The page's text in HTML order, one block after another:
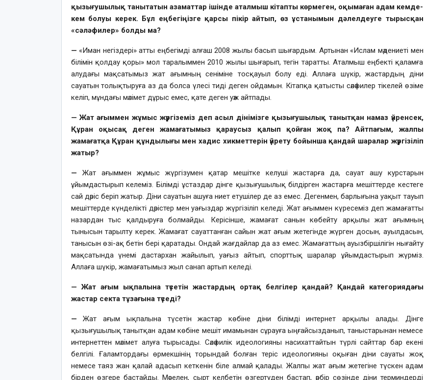
қызығушылық танытатын азаматтар ішінде аталмыш кітапты көрмеген, оқымаған адам кемде-
кем болуы керек. Бұл еңбегіңізге қарсы пікір айтып, өз ұстанымын дәлелдеуге тырысқан
«сәләфилер» болды ма?
— «Иман негіздері» атты еңбегімді алғаш 2008 жылы басып шығардым. Артынан «Ислам мәдениеті мен
білімін қолдау қоры» мол таралыммен 2010 жылы шығарып, тегін таратты. Аталмыш еңбекті қаламға
алудағы мақсатымыз жат ағымның сеніміне тосқауыл болу еді. Аллаға шүкір, жастардың діни
сауатын толықтыруға аз да болса үлесі тиді деген ойдамын. Кітапқа қатысты сәләфилер тікелей өзіме
келіп, мұндағы мәлімет дұрыс емес, қате деген уәж айтпады.
— Жат ағыммен жұмыс жүргіземіз деп асыл дінімізге қызығушылық танытқан намаз үйренсек,
Құран оқысақ деген жамағатымыз қараусыз қалып қойған жоқ па? Айтпағым, жалпы
жамағатқа Құран құндылығы мен хадис хикметтерін үйрету бойынша қандай шаралар жүргізіліп
жатыр?
— Жат ағыммен жұмыс жүргізумен қатар мешітке келуші жастарға да, сауат ашу курстарын
ұйымдастырып келеміз. Білімді ұстаздар дінге қызығушылық білдірген жастарға мешіттерде кестеге
сай дәріс беріп жатыр. Діни сауатын ашуға ниет етушілер де аз емес. Дегенмен, барлығына уақыт тауып
мешіттерде күнделікті дәрістер мен уағыздар жүргізіліп келеді. Жат ағыммен күресеміз деп жамағатты
назардан тыс қалдыруға болмайды. Керісінше, жамағат санын көбейту арқылы жат ағымның
тынысын тарылту керек. Жамағат сауаттанған сайын жат ағым жетегінде жүрген досын, ауылдасын,
танысын өзі-ақ бетін бері қаратады. Ондай жағдайлар да аз емес. Жамағаттың ауызбіршілігін нығайту
мақсатында үнемі дастархан жайылып, уағыз айтып, спорттық шаралар ұйымдастырып жүрміз.
Аллаға шүкір, жамағатымыз жыл санап артып келеді.
— Жат ағым ықпалына түсетін жастардың ортақ белгілер қандай? Қандай категориядағы
жастар секта тұзағына түседі?
—Жат ағым ықпалына түсетін жастар көбіне діни білімді интернет арқылы алады. Дінге
қызығушылық танытқан адам көбіне мешіт имамынан сұрауға ыңғайсызданып, таныстарынан немесе
интернеттен мәлімет алуға тырысады. Сәләфилік идеологияны насихаттайтын түрлі сайттар бар екені
белгілі. Ғаламтордағы өрмекшінің торындай болған теріс идеологияны оқыған діни сауаты жоқ
немесе таяз жан қалай адасып кеткенін біле алмай қалады. Жалпы жат ағым жетегіне түскен адам
бірден өзгере бастайды. Мәселен, сырт келбетін өзгертуден бастап, әрбір сөзінде діни терминдерді